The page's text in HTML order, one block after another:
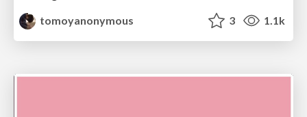
tomoyanonymous
3 1.1k